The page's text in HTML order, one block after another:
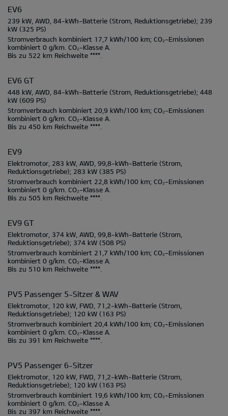
EV6
239 kW, AWD, 84-kWh-Batterie (Strom, Reduktionsgetriebe); 239
kW (325 PS)
Stromverbrauch kombiniert 17,7 kWh/100 km; CO₂-Emissionen
kombiniert 0 g/km. CO₂-Klasse A.
Bis zu 522 km Reichweite ****.
EV6 GT
448 kW, AWD, 84-kWh-Batterie (Strom, Reduktionsgetriebe); 448
kW (609 PS)
Stromverbrauch kombiniert 20,9 kWh/100 km; CO₂-Emissionen
kombiniert 0 g/km. CO₂-Klasse A.
Bis zu 450 km Reichweite ****.
EV9
Elektromotor, 283 kW, AWD, 99,8-kWh-Batterie (Strom,
Reduktionsgetriebe); 283 kW (385 PS)
Stromverbrauch kombiniert 22,8 kWh/100 km; CO₂-Emissionen
kombiniert 0 g/km. CO₂-Klasse A.
Bis zu 505 km Reichweite ****.
EV9 GT
Elektromotor, 374 kW, AWD, 99,8-kWh-Batterie (Strom,
Reduktionsgetriebe); 374 kW (508 PS)
Stromverbrauch kombiniert 21,7 kWh/100 km; CO₂-Emissionen
kombiniert 0 g/km. CO₂-Klasse A.
Bis zu 510 km Reichweite ****.
PV5 Passenger 5-Sitzer & WAV
Elektromotor, 120 kW, FWD, 71,2-kWh-Batterie (Strom,
Reduktionsgetriebe); 120 kW (163 PS)
Stromverbrauch kombiniert 20,4 kWh/100 km; CO₂-Emissionen
kombiniert 0 g/km. CO₂-Klasse A.
Bis zu 391 km Reichweite ****.
PV5 Passenger 6-Sitzer
Elektromotor, 120 kW, FWD, 71,2-kWh-Batterie (Strom,
Reduktionsgetriebe); 120 kW (163 PS)
Stromverbrauch kombiniert 19,6 kWh/100 km; CO₂-Emissionen
kombiniert 0 g/km. CO₂-Klasse A.
Bis zu 397 km Reichweite ****.